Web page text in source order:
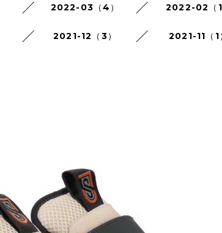
2022-03（4） 2022-02（1
2021-12（3） 2021-11（1